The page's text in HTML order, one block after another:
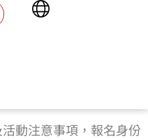
Main
動注意事項，報名身份